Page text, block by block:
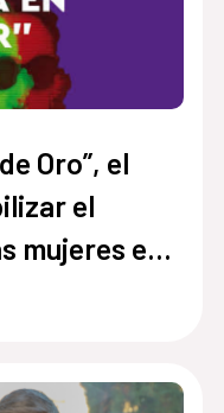
Oro”, el
el
mujeres en